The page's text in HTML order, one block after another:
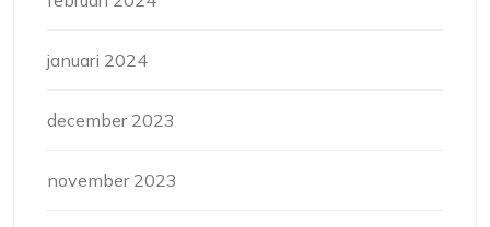
januari 2024
december 2023
november 2023